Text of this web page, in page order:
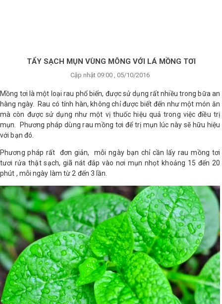
TẨY SẠCH MỤN VÙNG MÔNG VỚI LÁ MỒNG TƠI
Cập nhật 09:00 , 05/10/2016
Mồng tơi là một loại rau phổ biến, được sử dụng rất nhiều trong bữa an
hàng ngày. Rau có tính hàn, không chỉ được biết đến như một món ăn
mà còn được sử dụng như một vị thuốc hiệu quả trong việc điều trị
mụn. Phương pháp dùng rau mồng tơi để trị mụn lúc này sẽ hữu hiệu
với bạn đó.
Phương pháp rất đơn giản, mỗi ngày bạn chỉ cần lấy rau mồng tơi
tươi rửa thật sạch, giã nát đắp vào nơi mụn nhọt khoảng 15 đến 20
phút , mỗi ngày làm từ 2 đến 3 lần.